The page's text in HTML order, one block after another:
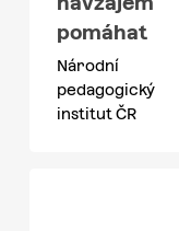
pomáhat
Národní
pedagogický
institut ČR